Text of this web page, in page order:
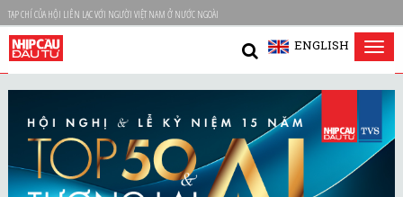
TẠP CHÍ CỦA HỘI LIÊN LẠC VỚI NGƯỜI VIỆT NAM Ở NƯỚC NGOÀI
ENGLISH